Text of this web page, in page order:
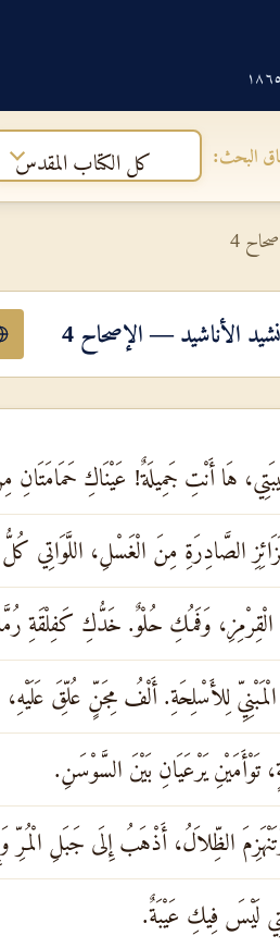
البحث: كل الكتاب المقدس
4
نشيد الأناشيد — الإصحاح 4
هَا أَنْتِ جَمِيلَةٌ! عَيْنَاكِ
الصَّادِرَةِ مِنَ الْغَسْلِ، اللَّوَاتِي
وَفَمُكِ حُلْوٌ. خَدُّكِ كَفِلْقَةِ
لِلأَسْلِحَةِ. أَلْفُ مِجَنٍّ عُلِّقَ عَلَيْهِ،
تَوْأَمَيْنِ يَرْعَيَانِ بَيْنَ السَّوْسَنِ.
الظِّلاَلُ، أَذْهَبُ إِلَى جَبَلِ الْمُرِّ
لَيْسَ فِيكِ عَيْبَةٌ.